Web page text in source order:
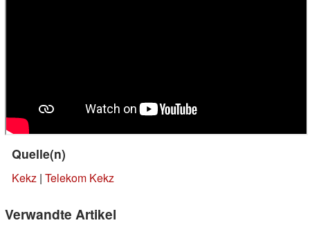
Quelle(n)
Kekz | Telekom Kekz
Verwandte Artikel